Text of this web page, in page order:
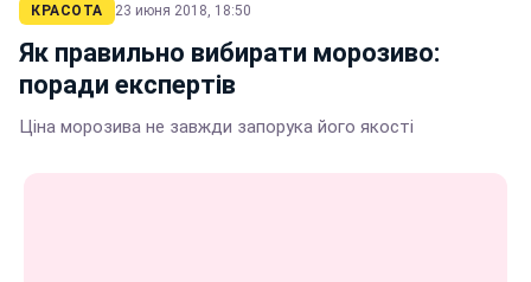
КРАСОТА 23 июня 2018, 18:50
Як правильно вибирати морозиво:
поради експертів
Ціна морозива не завжди запорука його якості